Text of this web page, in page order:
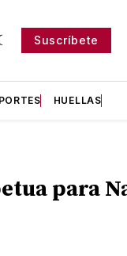
Suscríbete
HUELLAS
para